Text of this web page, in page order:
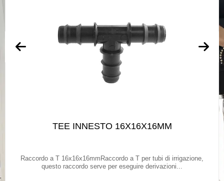
TEE INNESTO 16X16X16MM
Raccordo a T 16x16x16mmRaccordo a T per tubi di irrigazione,
questo raccordo serve per eseguire derivazioni...